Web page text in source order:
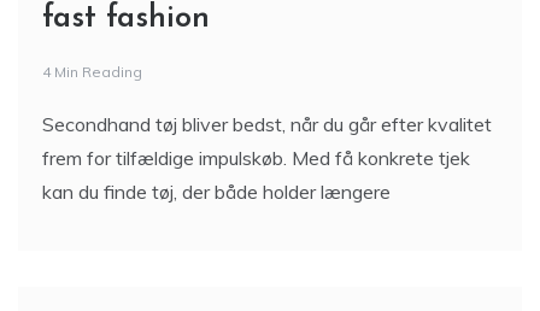
fast fashion
4 Min Reading
Secondhand tøj bliver bedst, når du går efter kvalitet
frem for tilfældige impulskøb. Med få konkrete tjek
kan du finde tøj, der både holder længere